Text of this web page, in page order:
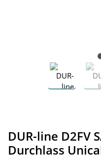
DUR-line D2FV
Durchlass